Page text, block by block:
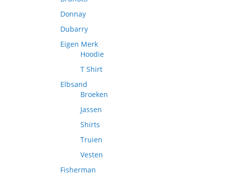
Donnay
Dubarry
Eigen Merk
Hoodie
T Shirt
Elbsand
Broeken
Jassen
Shirts
Truien
Vesten
Fisherman